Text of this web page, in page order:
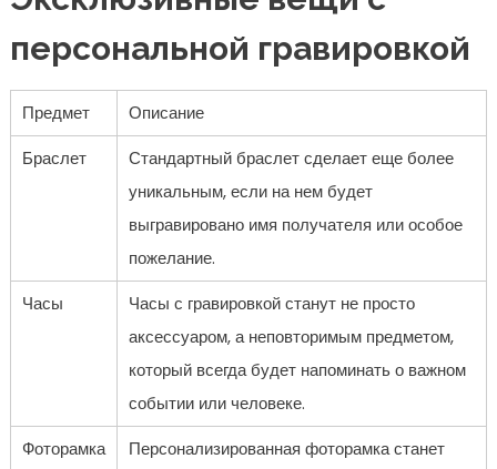
персональной гравировкой
Предмет
Описание
Браслет
Стандартный браслет сделает еще более
уникальным, если на нем будет
выгравировано имя получателя или особое
пожелание.
Часы
Часы с гравировкой станут не просто
аксессуаром, а неповторимым предметом,
который всегда будет напоминать о важном
событии или человеке.
Фоторамка
Персонализированная фоторамка станет